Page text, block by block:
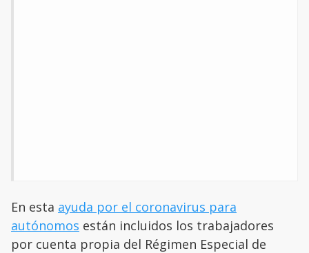
En esta ayuda por el coronavirus para
autónomos están incluidos los trabajadores
por cuenta propia del Régimen Especial de